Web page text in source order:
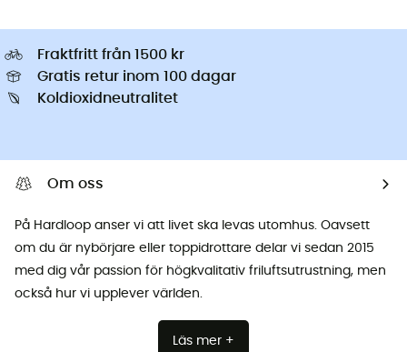
Fraktfritt från 1500 kr
Gratis retur inom 100 dagar
Koldioxidneutralitet
Om oss
På Hardloop anser vi att livet ska levas utomhus. Oavsett
om du är nybörjare eller toppidrottare delar vi sedan 2015
med dig vår passion för högkvalitativ friluftsutrustning, men
också hur vi upplever världen.
Läs mer +